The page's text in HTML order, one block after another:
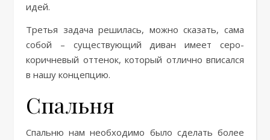
идей.
Третья задача решилась, можно сказать, сама
собой – существующий диван имеет серо-
коричневый оттенок, который отлично вписался
в нашу концепцию.
Спальня
Спальню нам необходимо было сделать более